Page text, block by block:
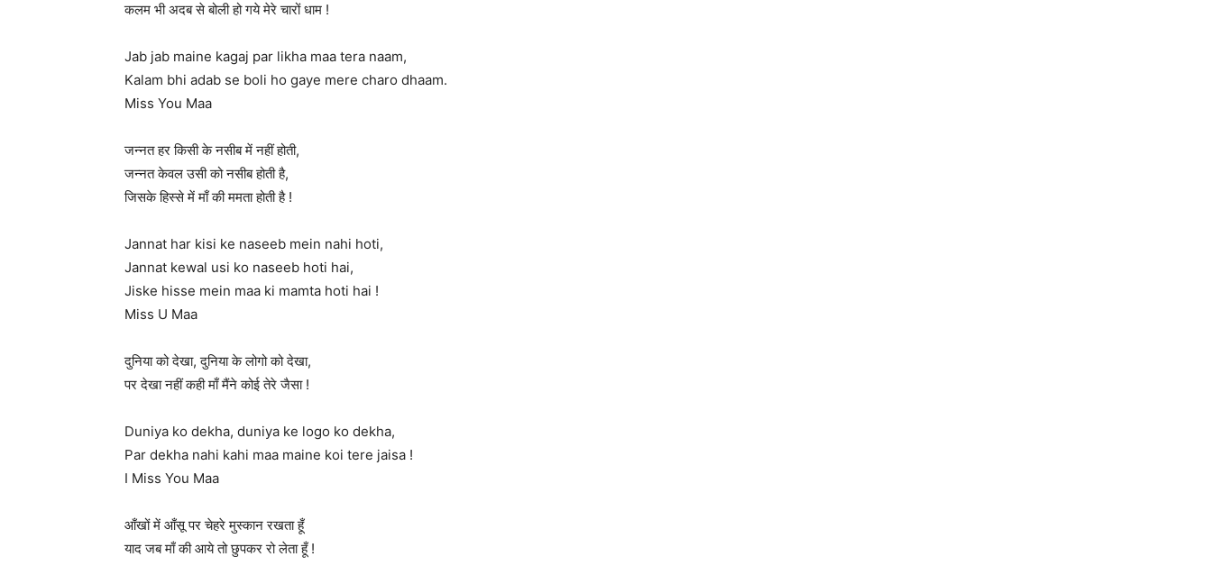
कलम भी अदब से बोली हो गये मेरे चारों धाम !
Jab jab maine kagaj par likha maa tera naam,
Kalam bhi adab se boli ho gaye mere charo dhaam.
Miss You Maa
जन्नत हर किसी के नसीब में नहीं होती,
जन्नत केवल उसी को नसीब होती है,
जिसके हिस्से में माँ की ममता होती है !
Jannat har kisi ke naseeb mein nahi hoti,
Jannat kewal usi ko naseeb hoti hai,
Jiske hisse mein maa ki mamta hoti hai !
Miss U Maa
दुनिया को देखा, दुनिया के लोगो को देखा,
पर देखा नहीं कही माँ मैंने कोई तेरे जैसा !
Duniya ko dekha, duniya ke logo ko dekha,
Par dekha nahi kahi maa maine koi tere jaisa !
I Miss You Maa
आँखों में आँसू पर चेहरे मुस्कान रखता हूँ
याद जब माँ की आये तो छुपकर रो लेता हूँ !